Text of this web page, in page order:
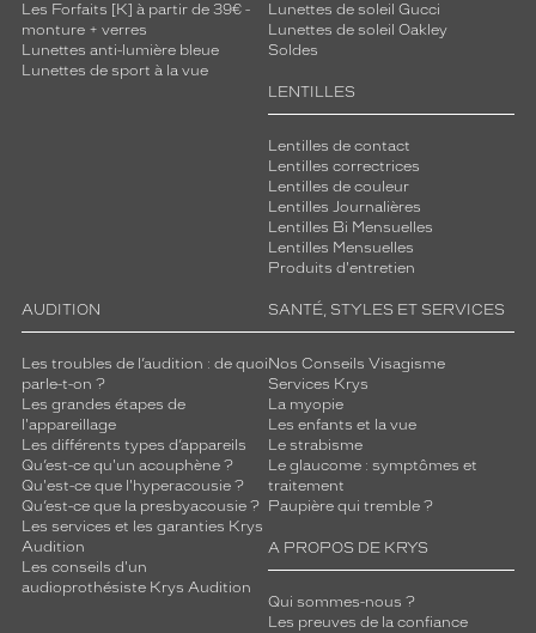
Les Forfaits [K] à partir de 39€ -
monture + verres
Lunettes anti-lumière bleue
Lunettes de sport à la vue
Lunettes de soleil Gucci
Lunettes de soleil Oakley
Soldes
LENTILLES
Lentilles de contact
Lentilles correctrices
Lentilles de couleur
Lentilles Journalières
Lentilles Bi Mensuelles
Lentilles Mensuelles
Produits d'entretien
AUDITION
Les troubles de l’audition : de quoi
parle-t-on ?
Les grandes étapes de
l'appareillage
Les différents types d’appareils
Qu’est-ce qu'un acouphène ?
Qu'est-ce que l'hyperacousie ?
Qu’est-ce que la presbyacousie ?
Les services et les garanties Krys
Audition
Les conseils d'un
audioprothésiste Krys Audition
SANTÉ, STYLES ET SERVICES
Nos Conseils Visagisme
Services Krys
La myopie
Les enfants et la vue
Le strabisme
Le glaucome : symptômes et
traitement
Paupière qui tremble ?
A PROPOS DE KRYS
Qui sommes-nous ?
Les preuves de la confiance